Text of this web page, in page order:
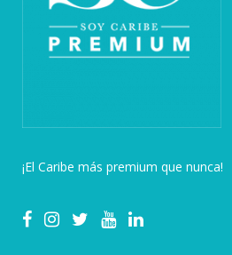
¡El Caribe más premium que nunca!